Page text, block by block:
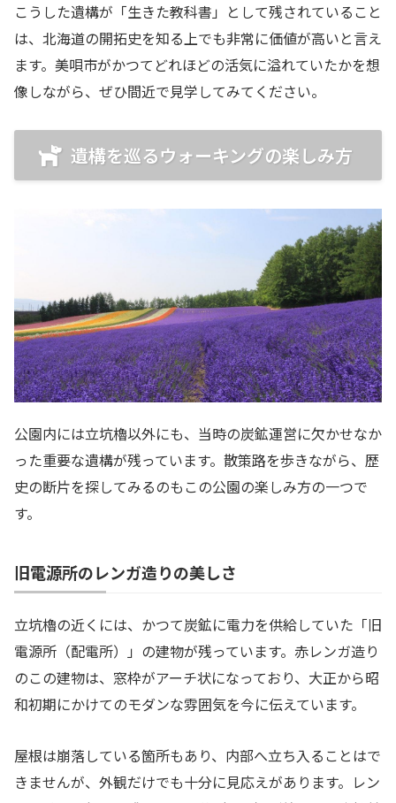
こうした遺構が「生きた教科書」として残されていること
は、北海道の開拓史を知る上でも非常に価値が高いと言え
ます。美唄市がかつてどれほどの活気に溢れていたかを想
像しながら、ぜひ間近で見学してみてください。
遺構を巡るウォーキングの楽しみ方
公園内には立坑櫓以外にも、当時の炭鉱運営に欠かせなか
った重要な遺構が残っています。散策路を歩きながら、歴
史の断片を探してみるのもこの公園の楽しみ方の一つで
す。
旧電源所のレンガ造りの美しさ
立坑櫓の近くには、かつて炭鉱に電力を供給していた「旧
電源所（配電所）」の建物が残っています。赤レンガ造り
のこの建物は、窓枠がアーチ状になっており、大正から昭
和初期にかけてのモダンな雰囲気を今に伝えています。
屋根は崩落している箇所もあり、内部へ立ち入ることはで
きませんが、外観だけでも十分に見応えがあります。レン